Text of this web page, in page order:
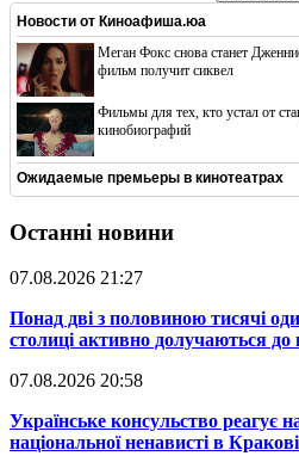
Новости от Киноафиша.юа
Меган Фокс снова станет
фильм получит сиквел
Фильмы для тех, кто устал от
кинобиографий
Ожидаемые премьеры в кинотеатрах
Останні новини
07.08.2026 21:27
​Понад дві з половиною тисячі
столиці активно долучаються
07.08.2026 20:58
​Українське консульство реагує
національної ненависті в